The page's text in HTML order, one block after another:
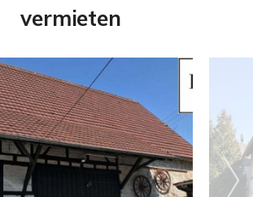
vermieten